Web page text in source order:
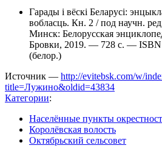
Гарады і вёскі Беларусі:
вобласць. Кн. 2 / под научн.
Минск: Белорусская
Бровки, 2019. — 728 с. — ISBN
(белор.)
Источник — http://evitebsk.com/w/
title=Лужино&oldid=43834
Категории:
Населённые пункты
Королёвская волость
Октябрьский сельсовет